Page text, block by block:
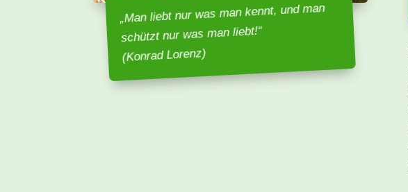
„Man liebt nur was man kennt, und man
schützt nur was man liebt!“
(Konrad Lorenz)